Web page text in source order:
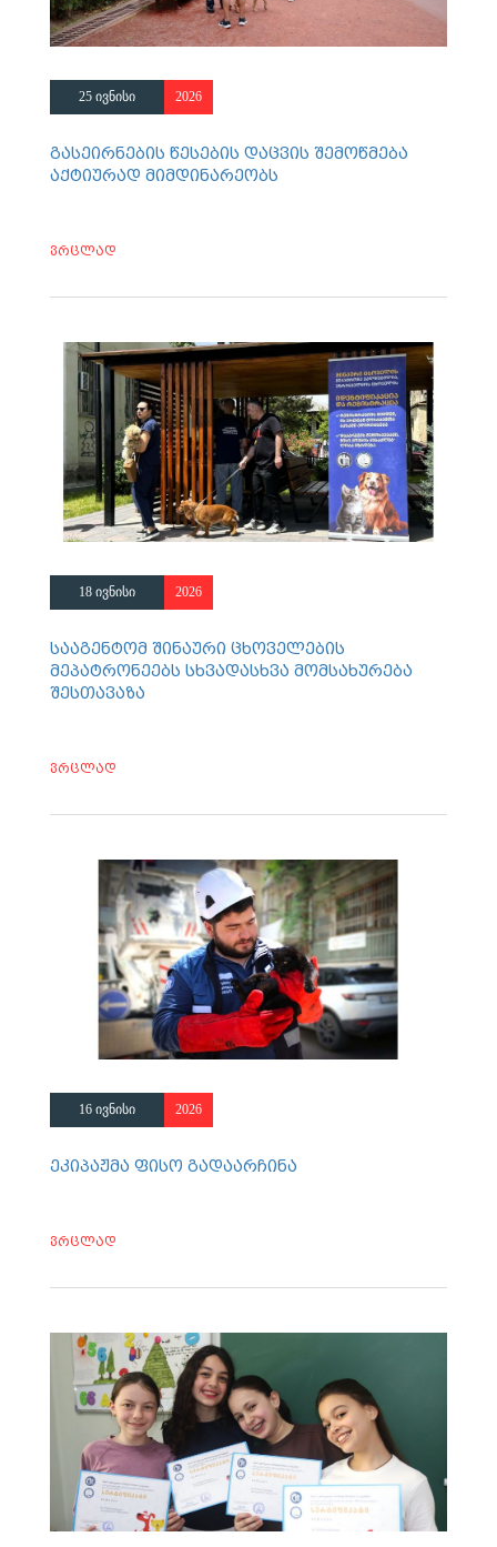
25 ივნისი 2026
გასეირნების წესების დაცვის შემოწმება
აქტიურად მიმდინარეობს
ვრცლად
18 ივნისი 2026
სააგენტომ შინაური ცხოველების
მეპატრონეებს სხვადასხვა მომსახურება
შესთავაზა
ვრცლად
16 ივნისი 2026
ეკიპაჟმა ფისო გადაარჩინა
ვრცლად